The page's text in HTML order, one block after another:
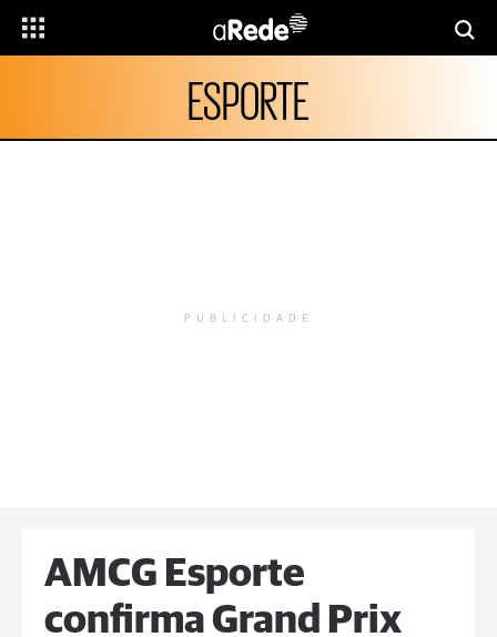
ESPORTE
PUBLICIDADE
AMCG Esporte
confirma Grand Prix